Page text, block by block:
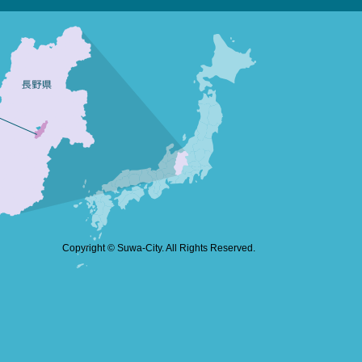
Copyright © Suwa-City. All Rights Reserved.